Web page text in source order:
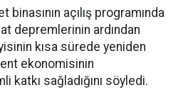
binasının açılış programında
depremlerinin ardından
kısa sürede yeniden
ekonomisinin
katkı sağladığını söyledi.